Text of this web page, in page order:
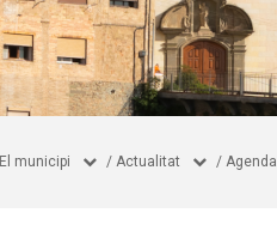
El municipi / Actualitat / Agenda